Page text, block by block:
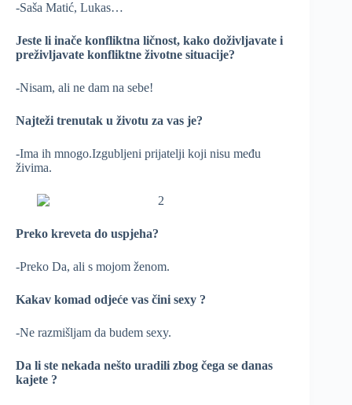
-Saša Matić, Lukas…
Jeste li inače konfliktna ličnost, kako doživljavate i
preživljavate konfliktne životne situacije?
-Nisam, ali ne dam na sebe!
Najteži trenutak u životu za vas je?
-Ima ih mnogo.Izgubljeni prijatelji koji nisu među
živima.
Preko kreveta do uspjeha?
-Preko Da, ali s mojom ženom.
Kakav komad odjeće vas čini sexy ?
-Ne razmišljam da budem sexy.
Da li ste nekada nešto uradili zbog čega se danas
kajete ?